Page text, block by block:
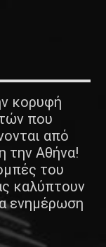
κορυφή
που
από
την Αθήνα!
του
καλύπτουν
ενημέρωση